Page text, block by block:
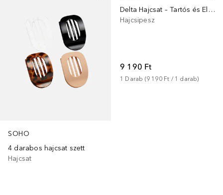
SOHO
4 darabos hajcsat szett
Hajcsat
Delta Hajcsat – Tartós és Elegáns
Hajcsipesz
9 190 Ft
1 Darab (9 190 Ft / 1 darab)